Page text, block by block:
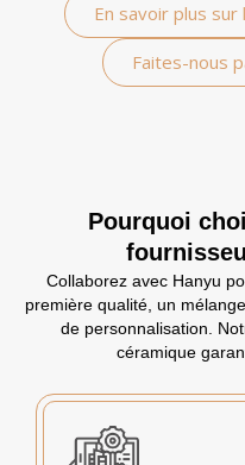
En savoir plus
Faites-nous
Pourquoi
Collaborez avec Hanyu
première qualité, un
de personnalisation.
céramique